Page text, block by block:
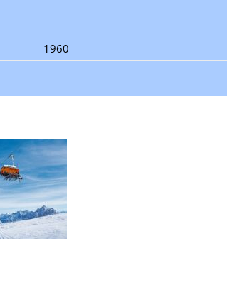
1960